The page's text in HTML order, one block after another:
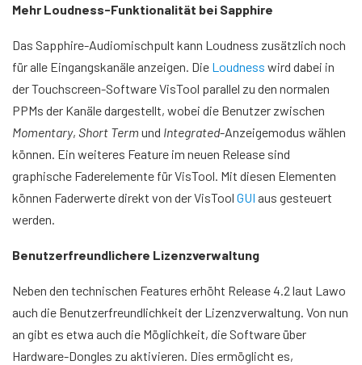
Mehr Loudness-Funktionalität bei Sapphire
Das Sapphire-Audiomischpult kann Loudness zusätzlich noch
für alle Eingangskanäle anzeigen. Die Loudness wird dabei in
der Touchscreen-Software VisTool parallel zu den normalen
PPMs der Kanäle dargestellt, wobei die Benutzer zwischen
Momentary, Short Term und Integrated-Anzeigemodus wählen
können. Ein weiteres Feature im neuen Release sind
graphische Faderelemente für VisTool. Mit diesen Elementen
können Faderwerte direkt von der VisTool GUI aus gesteuert
werden.
Benutzerfreundlichere Lizenzverwaltung
Neben den technischen Features erhöht Release 4.2 laut Lawo
auch die Benutzerfreundlichkeit der Lizenzverwaltung. Von nun
an gibt es etwa auch die Möglichkeit, die Software über
Hardware-Dongles zu aktivieren. Dies ermöglicht es,